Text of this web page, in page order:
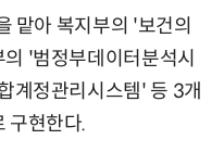
맡아 복지부의 '보건의
'범정부데이터분석시
계정관리시스템' 등 3개
구현한다.